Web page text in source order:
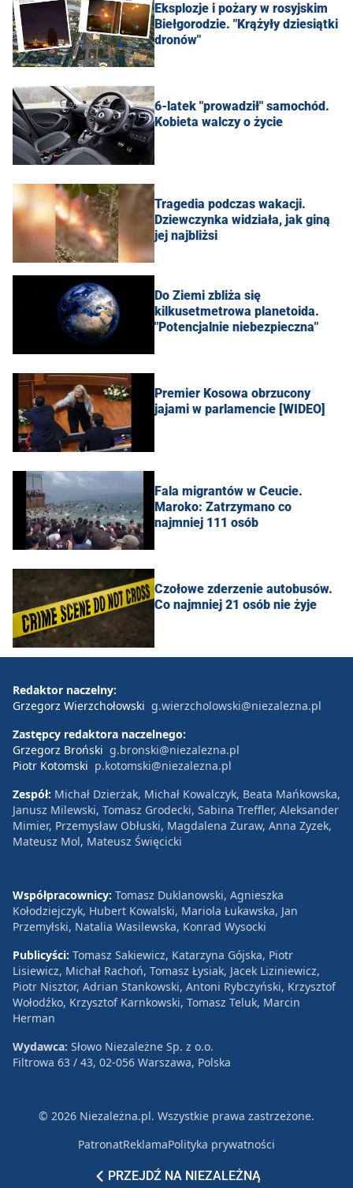
Eksplozje i pożary w rosyjskim
Biełgorodzie. "Krążyły dziesiątki
dronów"
6-latek "prowadził" samochód.
Kobieta walczy o życie
Tragedia podczas wakacji.
Dziewczynka widziała, jak giną
jej najbliżsi
Do Ziemi zbliża się
kilkusetmetrowa planetoida.
"Potencjalnie niebezpieczna"
Premier Kosowa obrzucony
jajami w parlamencie [WIDEO]
Fala migrantów w Ceucie.
Maroko: Zatrzymano co
najmniej 111 osób
Czołowe zderzenie autobusów.
Co najmniej 21 osób nie żyje
PRZEJDŹ NA NIEZALEŻNĄ
Redaktor naczelny:
Grzegorz Wierzchołowski g.wierzcholowski@niezalezna.pl
Zastępcy redaktora naczelnego:
Grzegorz Broński g.bronski@niezalezna.pl
Piotr Kotomski p.kotomski@niezalezna.pl
Zespół: Michał Dzierżak, Michał Kowalczyk, Beata Mańkowska,
Janusz Milewski, Tomasz Grodecki, Sabina Treffler, Aleksander
Mimier, Przemysław Obłuski, Magdalena Żuraw, Anna Zyzek,
Mateusz Mol, Mateusz Święcicki
Współpracownicy: Tomasz Duklanowski, Agnieszka
Kołodziejczyk, Hubert Kowalski, Mariola Łukawska, Jan
Przemyłski, Natalia Wasilewska, Konrad Wysocki
Publicyści: Tomasz Sakiewicz, Katarzyna Gójska, Piotr
Lisiewicz, Michał Rachoń, Tomasz Łysiak, Jacek Liziniewicz,
Piotr Nisztor, Adrian Stankowski, Antoni Rybczyński, Krzysztof
Wołodźko, Krzysztof Karnkowski, Tomasz Teluk, Marcin
Herman
Wydawca: Słowo Niezależne Sp. z o.o.
Filtrowa 63 / 43, 02-056 Warszawa, Polska
© 2026 Niezależna.pl. Wszystkie prawa zastrzeżone.
PatronatReklamaPolityka prywatności